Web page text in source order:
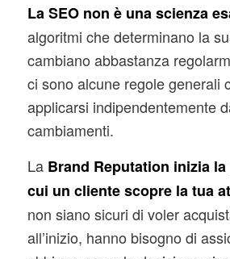
La SEO non è una scienza
algoritmi che determinano la
cambiano abbastanza
ci sono alcune regole generali
applicarsi indipendentemente
cambiamenti.
La Brand Reputation inizia
cui un cliente scopre la tua
non siano sicuri di voler
all’inizio, hanno bisogno di